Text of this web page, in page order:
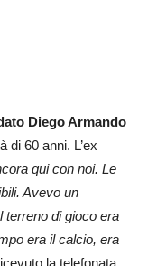
Diego Armando
di 60 anni. L’ex
qui con noi. Le
Avevo un
terreno di gioco era
era il calcio, era